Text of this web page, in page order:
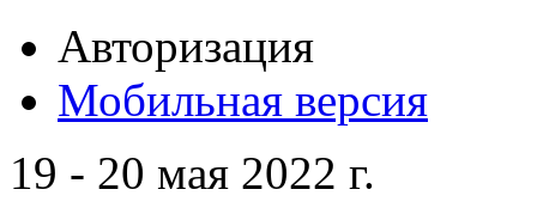
Авторизация
Мобильная версия
19 - 20 мая 2022 г.